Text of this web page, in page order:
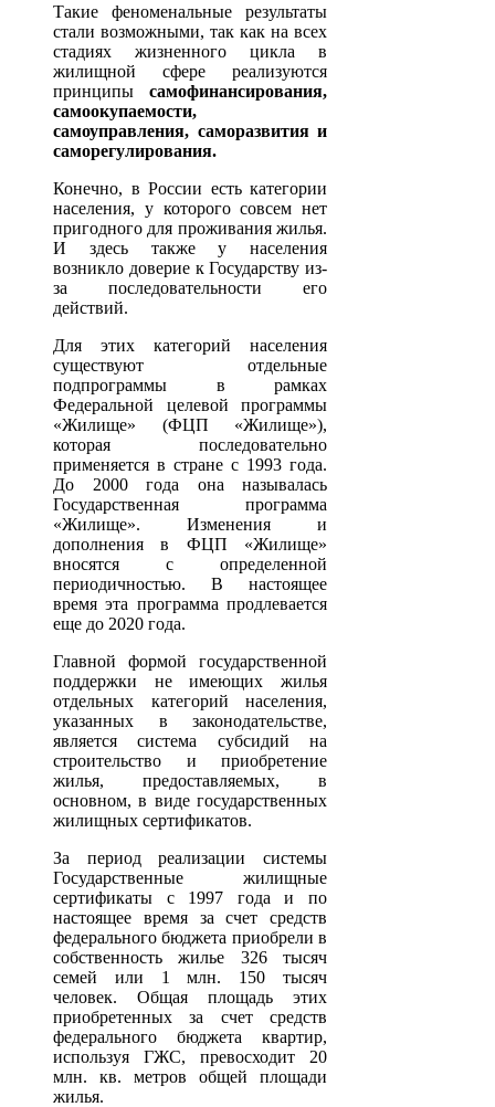
Такие феноменальные результаты
стали возможными, так как на всех
стадиях жизненного цикла в
жилищной сфере реализуются
принципы самофинансирования,
самоокупаемости,
самоуправления, саморазвития и
саморегулирования.
Конечно, в России есть категории
населения, у которого совсем нет
пригодного для проживания жилья.
И здесь также у населения
возникло доверие к Государству из-
за последовательности его
действий.
Для этих категорий населения
существуют отдельные
подпрограммы в рамках
Федеральной целевой программы
«Жилище» (ФЦП «Жилище»),
которая последовательно
применяется в стране с 1993 года.
До 2000 года она называлась
Государственная программа
«Жилище». Изменения и
дополнения в ФЦП «Жилище»
вносятся с определенной
периодичностью. В настоящее
время эта программа продлевается
еще до 2020 года.
Главной формой государственной
поддержки не имеющих жилья
отдельных категорий населения,
указанных в законодательстве,
является система субсидий на
строительство и приобретение
жилья, предоставляемых, в
основном, в виде государственных
жилищных сертификатов.
За период реализации системы
Государственные жилищные
сертификаты с 1997 года и по
настоящее время за счет средств
федерального бюджета приобрели в
собственность жилье 326 тысяч
семей или 1 млн. 150 тысяч
человек. Общая площадь этих
приобретенных за счет средств
федерального бюджета квартир,
используя ГЖС, превосходит 20
млн. кв. метров общей площади
жилья.